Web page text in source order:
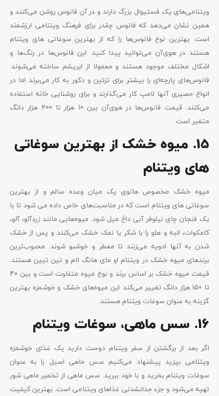
ویتنامی‌های یک فستیوال بزرگ دارند و در آن فانوس‌ روشن می‌کنند و
همین نشان می‌دهد که فانوس چقدر برای فرهنگ ویتنامی ارزشمند
است. بهترین نوع فانوس‌ها را که از بهترین سوغاتی های ویتنام
هستند در هوی‌آن می‌توانید پیدا کنید. این فانوس‌ها در رنگ‌ها و
اشکال مختلف موجود هستند و معمولا از ابریشم ساخته می‌شوند.
فانوس‌های پارچه‌ای را بیشتر برای تزئین و دکور به کار می‌برند اما در
انواع حصیری آنها لامپ کار می‌گذارند و برای روشنایی خانه استفاده
می‌کنند. قیمت فانوس‌ها در هوی‌آن بین 10 هزار تا 200 هزار دانگ
متغیر است.
15. میوه خشک از بهترین سوغاتی
های ویتنام
میوه خشک مخصوص هانوی یک میان وعده سالم و از بهترین
سوغاتی های ویتنام است که در مناسبت‌های خاص داده می شود تا با
یک فنجان چای نیلوفر آبی داغ میل شود. میوه‌هایی مانند زردآلو، آلو،
کامکوات، انبه و هلو را با شکر یا نمک خشک می‌کنند و پس از خشک
شدن به آنها ادویه می‌زنند تا معطر و خوشبو شوند. محبوب‌ترین
برندهای میوه خشک در ویتنام او مای هانگ لام و تین تیین هستند.
قیمت میوه خشک بر اساس برند و نوع میوه متفاوت است و بین 40
تا 150 هزار دانگ تغییر می‌کند. این میوه‌های خشک و خوشمزه بهترین
گزینه به عنوان سوغات ویتنام هستند.
16. سس ماهی، سوغات ویتنام
اگر بعد از برگشتن از سفر ویتنام دوست دارید یک غذای خوشمزه
ویتنامی بپزید پیشنهاد می‌کنیم سس ماهی اصیل را به عنوان
سوغات ویتنام بخرید و با خود ببرید. سس ماهی از تخمیر ماهی شور
تهیه می‌شود و جزء جدانشدنی غذاهای ویتنامی است. بهترین کیفیت